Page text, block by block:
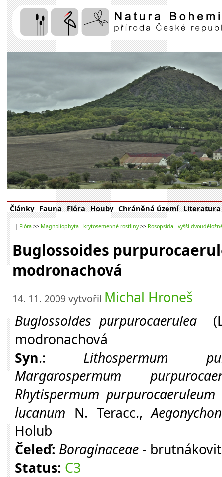
Články Fauna Flóra Houby Chráněná území Literatura
| Flóra >> Magnoliophyta - krytosemenné rostliny>> Rosopsida - vyšší
Buglossoides
modronachová
14. 11. 2009 vytvořil Michal Hroneš
Buglossoides purpurocaerulea
modronachová
Syn.: Lithospermum
Margarospermum
Rhytispermum purpurocaeruleum
lucanum N. Teracc.,
Holub
Čeleď: Boraginaceae -
Status: C3